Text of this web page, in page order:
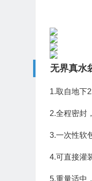
无界真水
1.取自地下
2.全程密封
3.一次性软
4.可直接灌
5.重量适中